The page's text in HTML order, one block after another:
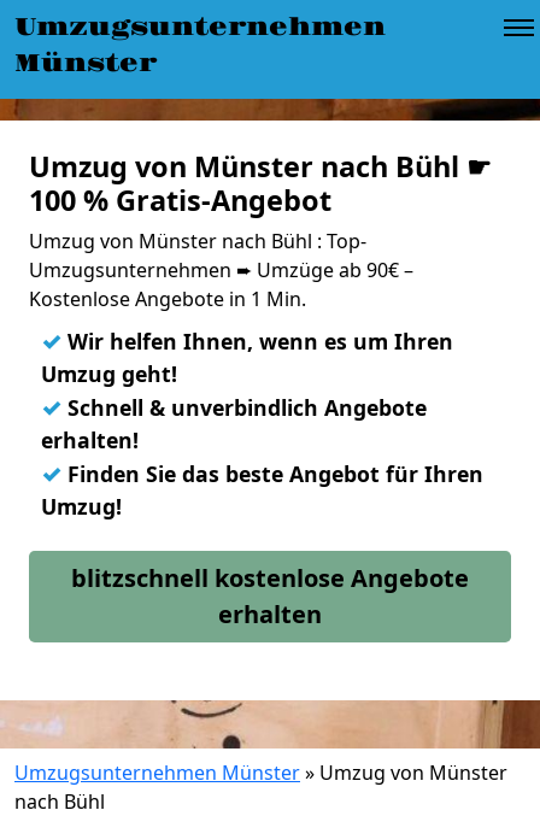
Umzugsunternehmen
Münster
Umzug von Münster nach Bühl ☛
100 % Gratis-Angebot
Umzug von Münster nach Bühl : Top-
Umzugsunternehmen ➨ Umzüge ab 90€ –
Kostenlose Angebote in 1 Min.
✓ Wir helfen Ihnen, wenn es um Ihren
Umzug geht!
✓ Schnell & unverbindlich Angebote
erhalten!
✓ Finden Sie das beste Angebot für Ihren
Umzug!
blitzschnell kostenlose Angebote
erhalten
Umzugsunternehmen Münster» Umzug von Münster
nach Bühl